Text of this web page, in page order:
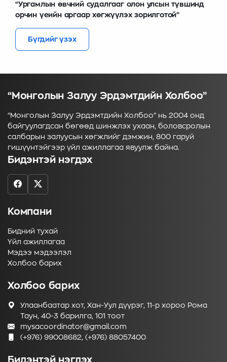
“Ургамлын өвчний судалгааг олон улсын түвшинд
орчин үеийн аргаар хөгжүүлэх зорилготой”
Бүгдийг үзэх
“Монголын Залуу Эрдэмтдийн Холбоо”
“Монголын Залуу Эрдэмтдийн Холбоо” нь 2004 онд
байгуулагдсан бөгөөд шинжлэх ухаан, боловсролын
салбарын залуусын хөгжлийг дэмжин, 800 гаруй
гишүүнтэйгээр үйл ажиллагаа явуулж байна.
Бидэнтэй нэгдэх
Компани
Бидний тухай
Үйл ажиллагаа
Мэдээ мэдээлэл
Холбоо барих
Холбоо барих
Улаанбаатар хот, Хан-Уул дүүрэг, 11-р хороо Рома
Таун, 40-3 барилга, 101 тоот
mysacoordinator@gmail.com
(+976) 99008682, (+976) 88057400
Бидэнтэй нэгдэх